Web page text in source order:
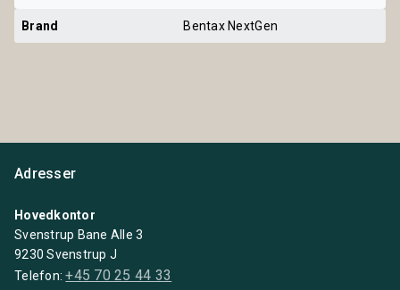
Brand Bentax NextGen
Adresser
Hovedkontor
Svenstrup Bane Alle 3
9230 Svenstrup J
Telefon:+45 70 25 44 33